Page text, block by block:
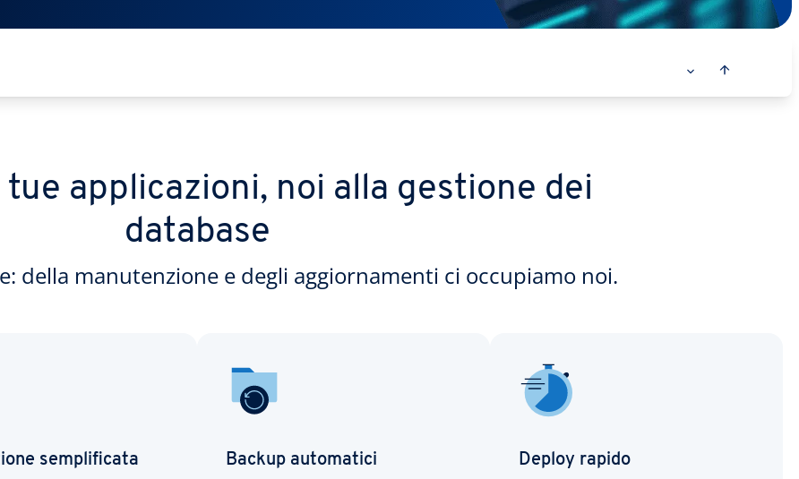
tue applicazioni, noi alla gestione dei
database
della manutenzione e degli aggiornamenti ci occupiamo noi.
semplificata Backup automatici Deploy rapido